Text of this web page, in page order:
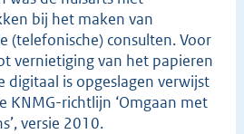
bij het maken van
(telefonische) consulten. Voor
vernietiging van het papieren
digitaal is opgeslagen verwijst
KNMG-richtlijn ‘Omgaan met
versie 2010.